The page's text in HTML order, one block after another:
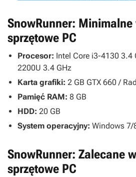
SnowRunner:
sprzętowe PC
Procesor: Intel Core i3-4130 3.4
2200U 3.4 GHz
Karta grafiki: 2 GB GTX 660 /
Pamięć RAM: 8 GB
HDD: 20 GB
System operacyjny: Windows
SnowRunner: Zalecane
sprzętowe PC